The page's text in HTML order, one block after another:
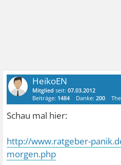
HeikoEN
Mitglied seit:07.03.2012
Beiträge: 1484 Danke:200
Schau mal hier:
http://www.ratgeber-
morgen.php